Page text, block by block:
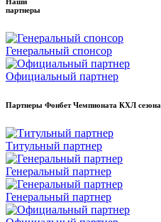
партнеры
Генеральный спонсор
Официальный партнер
Партнеры Фонбет Чемпионата КХЛ сезона
Титульный партнер
Генеральный партнер
Генеральный партнер